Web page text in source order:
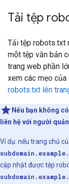
Tải tệp
Tải tệp robots.txt
một tệp văn bản
trang web phần
xem các mẹo
robots.txt lên
Nếu bạn không
liên hệ với người
Ví dụ: nếu trang chủ
cập nhật được tệp